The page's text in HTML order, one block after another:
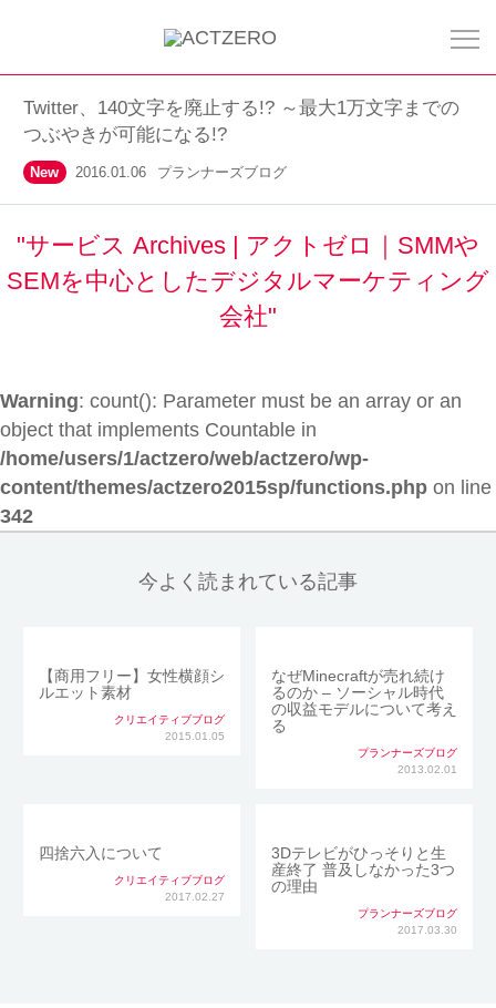
Twitter、140文字を廃止する!? ～最大1万文字までの
つぶやきが可能になる!?
New 2016.01.06 プランナーズブログ
"サービス Archives | アクトゼロ｜SMMや
SEMを中心としたデジタルマーケティング
会社"
Warning: count(): Parameter must be an array or an
object that implements Countable in
/home/users/1/actzero/web/actzero/wp-
content/themes/actzero2015sp/functions.php on line
342
今よく読まれている記事
【商用フリー】女性横顔シ
ルエット素材
クリエイティブブログ
2015.01.05
なぜMinecraftが売れ続け
るのか – ソーシャル時代
の収益モデルについて考え
る
プランナーズブログ
2013.02.01
四捨六入について
クリエイティブブログ
2017.02.27
3Dテレビがひっそりと生
産終了 普及しなかった3つ
の理由
プランナーズブログ
2017.03.30